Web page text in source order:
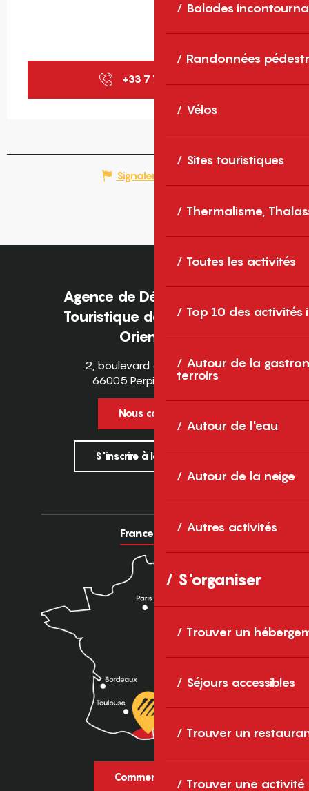
Balades
Randonnées
Vélos
Sites touristiques
Thermalisme,
Toutes les activités
Top 10 des activités
Autour de la
terroirs
Autour de l'eau
Autour de la neige
Autres activités
S'organiser
Trouver un
Séjours accessibles
Trouver un
Trouver une activité
+33 7 71 39 14
Signaler une erreur
Agence de Développement
Touristique des Pyrénées-
Orientales
2, boulevard des Pyrénées
66005 Perpignan Cedex
Nous contacter
S'inscrire à la newsletter
France Europe
Comment venir ?